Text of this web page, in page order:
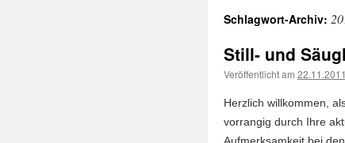
Schlagwort-Archiv:
Still- und
Veröffentlicht am 22.11.2011
Herzlich willkommen,
vorrangig durch Ihre